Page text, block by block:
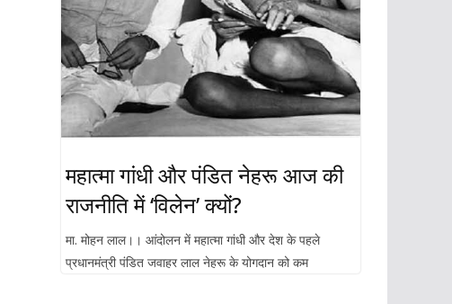
महात्मा गांधी और पंडित नेहरू आज की
राजनीति में ‘विलेन’ क्यों?
मा. मोहन लाल।। आंदोलन में महात्मा गांधी और देश के पहले
प्रधानमंत्री पंडित जवाहर लाल नेहरू के योगदान को कम